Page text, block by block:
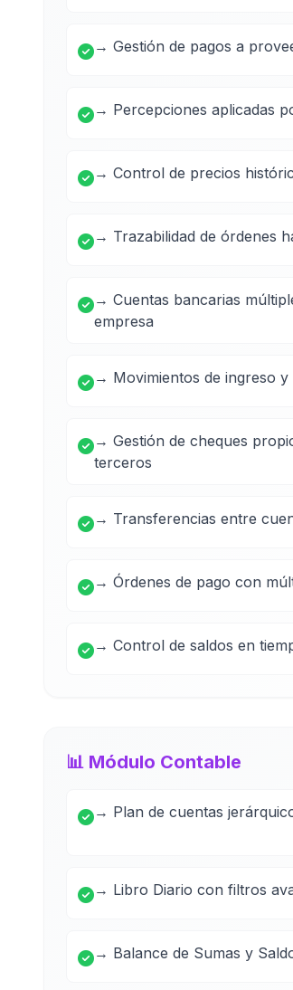
→ Gestión de pagos a
→ Percepciones aplicadas
→ Control de precios
→ Trazabilidad de órdenes
→ Cuentas bancarias
empresa
→ Movimientos de ingreso y
→ Gestión de cheques
terceros
→ Transferencias entre
→ Órdenes de pago con
→ Control de saldos en
📊 Módulo Contable
→ Plan de cuentas
→ Libro Diario con filtros
→ Balance de Sumas y